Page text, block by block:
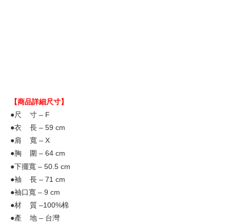
【商品詳細尺寸】
●尺 寸 – F
●衣 長 – 59 cm
●肩 寬 – X
●胸 圍 – 64 cm
●下擺寬 – 50.5 cm
●袖 長 – 71 cm
●袖口寬 – 9 cm
●材 質 –100%棉
●產 地 – 台灣